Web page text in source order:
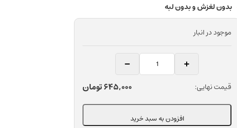
بدون لغزش و بدون لبه
موجود در انبار
تری
دندانپزشکی
تکسان
قیمت نهایی: 645,000تومان
افزودن به سبد خرید